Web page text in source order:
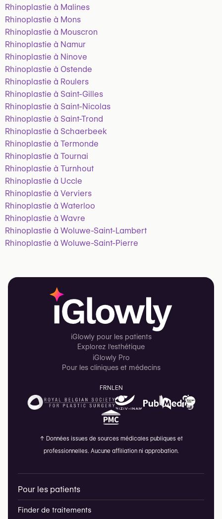
Rhinoplastie à Malines
Rhinoplastie à Mons
Rhinoplastie à Mouscron
Rhinoplastie à Namur
Rhinoplastie à Ninove
Rhinoplastie à Ostende
Rhinoplastie à Roulers
Rhinoplastie à Saint-Gilles
Rhinoplastie à Saint-Nicolas
Rhinoplastie à Saint-Trond
Rhinoplastie à Schaerbeek
Rhinoplastie à Termonde
Rhinoplastie à Tournai
Rhinoplastie à Turnhout
Rhinoplastie à Uccle
Rhinoplastie à Verviers
Rhinoplastie à Waterloo
Rhinoplastie à Wavre
Rhinoplastie à Woluwe-Saint-Lambert
Rhinoplastie à Woluwe-Saint-Pierre
iGlowly pour les patients
Explorez l'esthétique
iGlowly Pro
Pour les cliniques et médecins
FRNLEN
↑ Données issues de sources médicales publiques et
professionnelles. Aucune affiliation ni approbation.
Pour les patients
Finder de traitements